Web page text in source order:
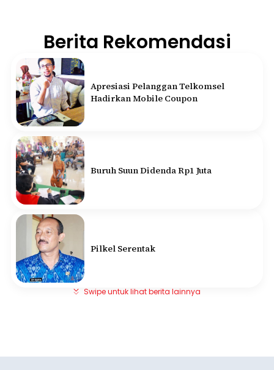
Berita Rekomendasi
Apresiasi Pelanggan Telkomsel
Hadirkan Mobile Coupon
Buruh Suun Didenda Rp1 Juta
Pilkel Serentak
Swipe untuk lihat berita lainnya